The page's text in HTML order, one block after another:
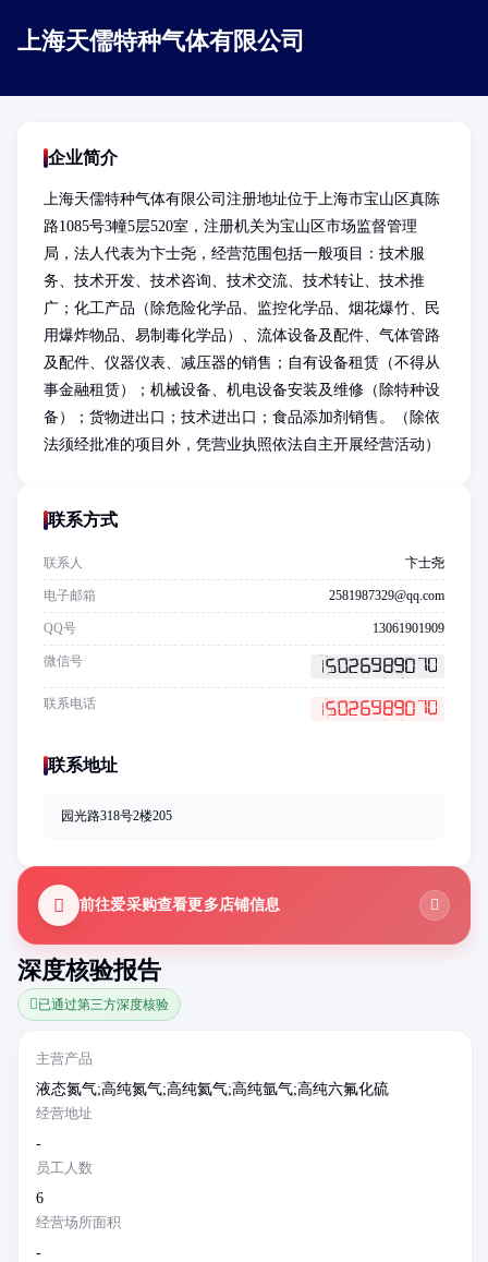
上海天儒特种气体有限公司
深度核验报告
已通过第三方深度核验
主营产品
液态氮气;高纯氮气;高纯氦气;高纯氩气;高纯六氟化硫
经营地址
-
员工人数
6
经营场所面积
-
企业简介
上海天儒特种气体有限公司注册地址位于上海市宝山区真陈
路1085号3幢5层520室，注册机关为宝山区市场监督管理
局，法人代表为卞士尧，经营范围包括一般项目：技术服
务、技术开发、技术咨询、技术交流、技术转让、技术推
广；化工产品（除危险化学品、监控化学品、烟花爆竹、民
用爆炸物品、易制毒化学品）、流体设备及配件、气体管路
及配件、仪器仪表、减压器的销售；自有设备租赁（不得从
事金融租赁）；机械设备、机电设备安装及维修（除特种设
备）；货物进出口；技术进出口；食品添加剂销售。（除依
法须经批准的项目外，凭营业执照依法自主开展经营活动）
联系方式
联系人 卞士尧
电子邮箱 2581987329@qq.com
QQ号 13061901909
微信号
联系电话
联系地址
园光路318号2楼205
前往爱采购查看更多店铺信息